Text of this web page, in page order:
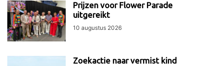
Prijzen voor Flower Parade
uitgereikt
10 augustus 2026
Zoekactie naar vermist kind